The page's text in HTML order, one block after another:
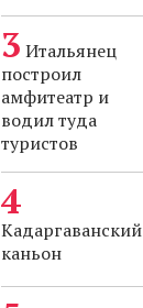
Итальянец
построил
амфитеатр и
водил туда
туристов
Кадаргаванский
каньон